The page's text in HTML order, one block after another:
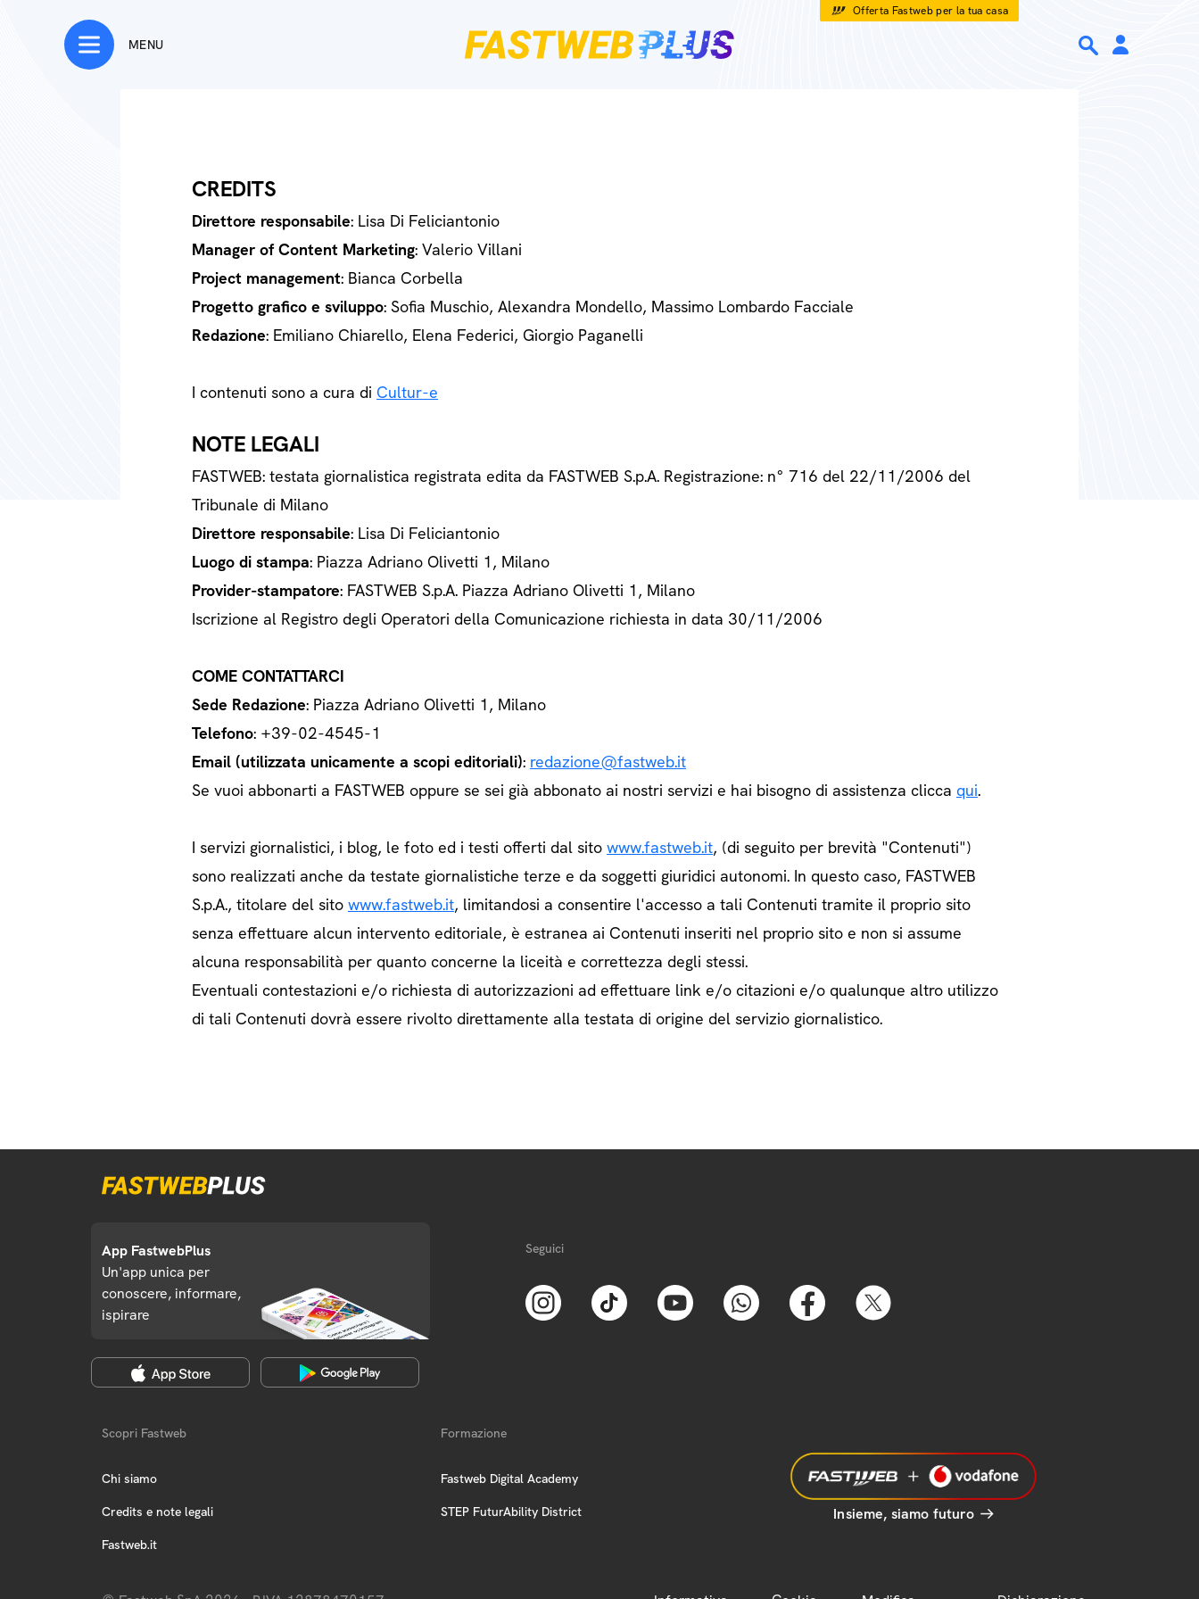
Offerta Fastweb per la tua casa
MENU
CREDITS
Direttore responsabile: Lisa Di Feliciantonio
Manager of Content Marketing: Valerio Villani
Project management: Bianca Corbella
Progetto grafico e sviluppo: Sofia Muschio, Alexandra Mondello, Massimo Lombardo Facciale
Redazione: Emiliano Chiarello, Elena Federici, Giorgio Paganelli
I contenuti sono a cura di Cultur-e
NOTE LEGALI
FASTWEB: testata giornalistica registrata edita da FASTWEB S.p.A. Registrazione: n° 716 del 22/11/2006 del
Tribunale di Milano
Direttore responsabile: Lisa Di Feliciantonio
Luogo di stampa: Piazza Adriano Olivetti 1, Milano
Provider-stampatore: FASTWEB S.p.A. Piazza Adriano Olivetti 1, Milano
Iscrizione al Registro degli Operatori della Comunicazione richiesta in data 30/11/2006
COME CONTATTARCI
Sede Redazione: Piazza Adriano Olivetti 1, Milano
Telefono: +39-02-4545-1
Email (utilizzata unicamente a scopi editoriali): redazione@fastweb.it
Se vuoi abbonarti a FASTWEB oppure se sei già abbonato ai nostri servizi e hai bisogno di assistenza clicca qui.
I servizi giornalistici, i blog, le foto ed i testi offerti dal sito www.fastweb.it, (di seguito per brevità "Contenuti")
sono realizzati anche da testate giornalistiche terze e da soggetti giuridici autonomi. In questo caso, FASTWEB
S.p.A., titolare del sito www.fastweb.it, limitandosi a consentire l'accesso a tali Contenuti tramite il proprio sito
senza effettuare alcun intervento editoriale, è estranea ai Contenuti inseriti nel proprio sito e non si assume
alcuna responsabilità per quanto concerne la liceità e correttezza degli stessi.
Eventuali contestazioni e/o richiesta di autorizzazioni ad effettuare link e/o citazioni e/o qualunque altro utilizzo
di tali Contenuti dovrà essere rivolto direttamente alla testata di origine del servizio giornalistico.
App FastwebPlus
Un'app unica per
conoscere, informare,
ispirare
Seguici
Scopri Fastweb
Chi siamo
Credits e note legali
Fastweb.it
Formazione
Fastweb Digital Academy
STEP FuturAbility District Insieme, siamo futuro